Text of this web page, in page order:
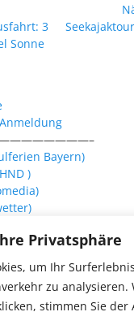
Privatsphäre
um Ihr
zu analysieren.
stimmen Sie der
3
Sonne
Nächster
Bayern)
)